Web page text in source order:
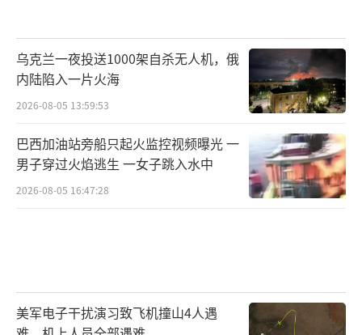
乌克兰一夜投送1000架自杀无人机，俄
内陆陷入一片火海
2026-08-05 13:59:53
巴西加油站旁船只起火监控视频曝光 一
男子穿过火焰逃生 一女子跳入水中
2026-08-05 16:47:28
美军电子干扰演习致飞机撞山4人遇